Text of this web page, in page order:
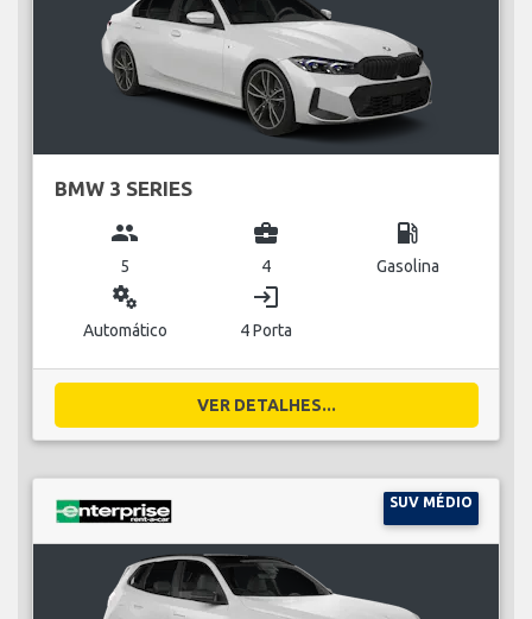
BMW 3 SERIES
group
5
business_center
4
local_gas_station
Gasolina
miscellaneous_services
Automático
login
4 Porta
VER DETALHES...
SUV MÉDIO